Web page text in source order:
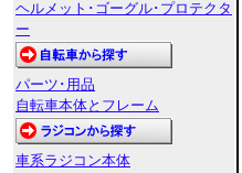
ヘルメット･ゴーグル･プロテクタ
ー
パーツ･用品
自転車本体とフレーム
車系ラジコン本体